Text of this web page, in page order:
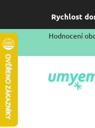
obsah
Rychlost
Hodnocení